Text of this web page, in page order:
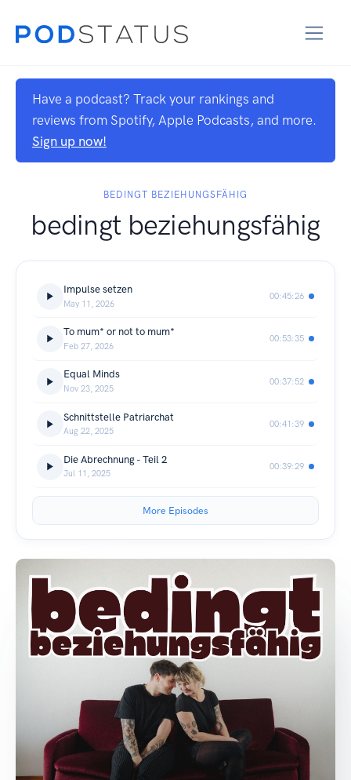
Have a podcast? Track your rankings and
reviews from Spotify, Apple Podcasts, and more.
Sign up now!
BEDINGT BEZIEHUNGSFÄHIG
bedingt beziehungsfähig
Impulse setzen
May 11, 2026
00:45:26
To mum* or not to mum*
Feb 27, 2026
00:53:35
Equal Minds
Nov 23, 2025
00:37:52
Schnittstelle Patriarchat
Aug 22, 2025
00:41:39
Die Abrechnung - Teil 2
Jul 11, 2025
00:39:29
More Episodes